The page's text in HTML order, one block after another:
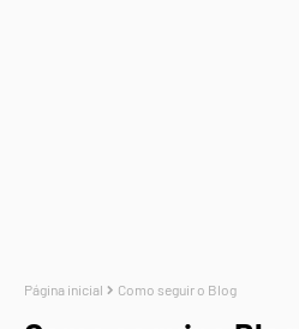
Página inicial Como seguir o Blog